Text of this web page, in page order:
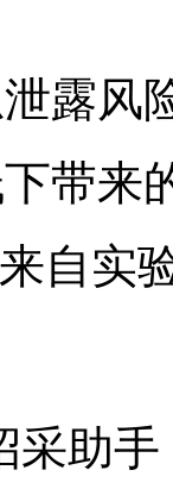
露风
带来
来自
采助手